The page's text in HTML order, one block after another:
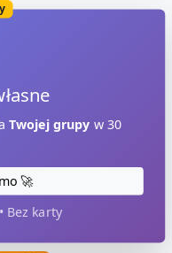
Twojej grupy w 30
🚀
Bez karty